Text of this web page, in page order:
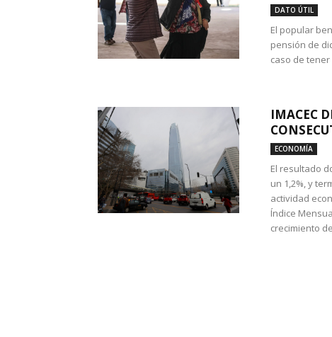
DATO ÚTIL
El popular
pensión de
caso de
IMACEC
ECONOMÍA
El resultado
un 1,2%, y
actividad
Índice
crecimiento